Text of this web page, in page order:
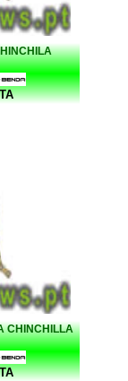
CHINCHILLA